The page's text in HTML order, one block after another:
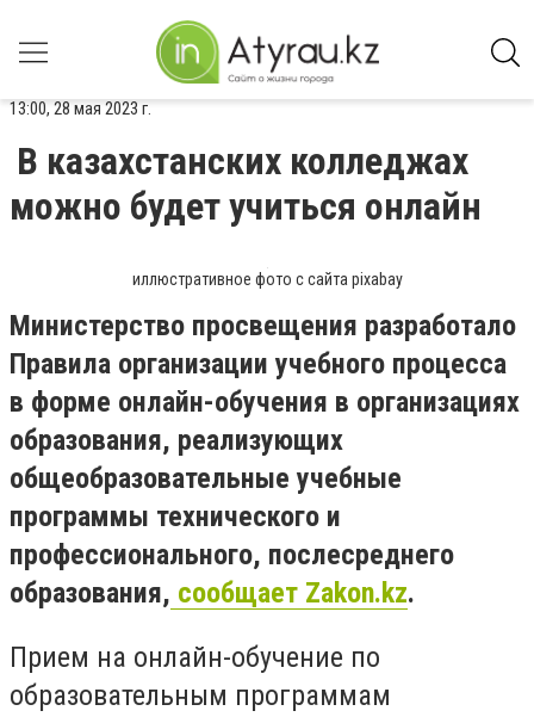
13:00, 28 мая 2023 г.
В казахстанских колледжах
можно будет учиться онлайн
иллюстративное фото с сайта pixabay
Министерство просвещения разработало
Правила организации учебного процесса
в форме онлайн-обучения в организациях
образования, реализующих
общеобразовательные учебные
программы технического и
профессионального, послесреднего
образования, сообщает Zakon.kz.
Прием на онлайн-обучение по
образовательным программам